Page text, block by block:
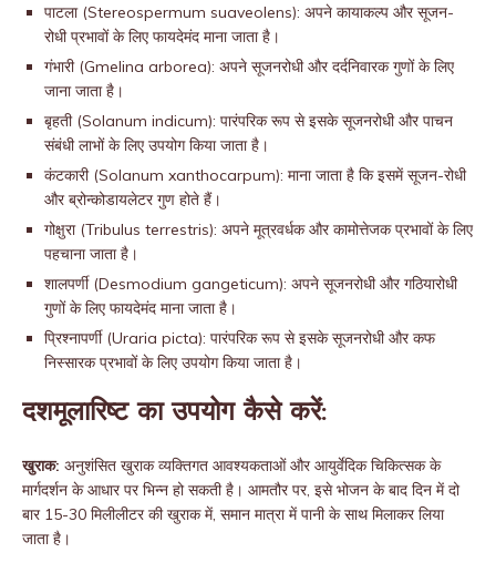
पाटला (Stereospermum suaveolens): अपने कायाकल्प और सूजन-
रोधी प्रभावों के लिए फायदेमंद माना जाता है।
गंभारी (Gmelina arborea): अपने सूजनरोधी और दर्दनिवारक गुणों के लिए
जाना जाता है।
बृहती (Solanum indicum): पारंपरिक रूप से इसके सूजनरोधी और पाचन
संबंधी लाभों के लिए उपयोग किया जाता है।
कंटकारी (Solanum xanthocarpum): माना जाता है कि इसमें सूजन-रोधी
और ब्रोन्कोडायलेटर गुण होते हैं।
गोक्षुरा (Tribulus terrestris): अपने मूत्रवर्धक और कामोत्तेजक प्रभावों के लिए
पहचाना जाता है।
शालपर्णी (Desmodium gangeticum): अपने सूजनरोधी और गठियारोधी
गुणों के लिए फायदेमंद माना जाता है।
प्रिश्नापर्णी (Uraria picta): पारंपरिक रूप से इसके सूजनरोधी और कफ
निस्सारक प्रभावों के लिए उपयोग किया जाता है।
दशमूलारिष्ट का उपयोग कैसे करें:
खुराक: अनुशंसित खुराक व्यक्तिगत आवश्यकताओं और आयुर्वेदिक चिकित्सक के
मार्गदर्शन के आधार पर भिन्न हो सकती है। आमतौर पर, इसे भोजन के बाद दिन में दो
बार 15-30 मिलीलीटर की खुराक में, समान मात्रा में पानी के साथ मिलाकर लिया
जाता है।